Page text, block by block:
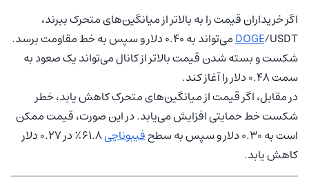
اگر خریداران قیمت را به بالاتر از میانگین‌های متحرک ببرند،
DOGE
/USDT می‌تواند به 0.40 دلار و سپس به خط مقاومت برسد.
شکست و بسته شدن قیمت بالاتر از کانال می‌تواند یک صعود به
سمت 0.48 دلار را آغاز کند.
در مقابل، اگر قیمت از میانگین‌های متحرک کاهش یابد، خطر
شکست خط حمایتی افزایش می‌یابد. در این صورت، قیمت ممکن
است به 0.30 دلار و سپس به سطح
فیبوناچی
61.8٪ در 0.27 دلار
کاهش یابد.